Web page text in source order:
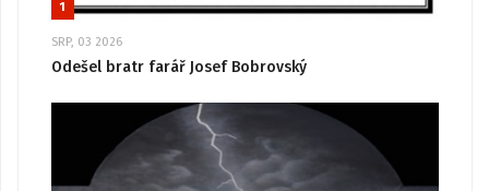
1
SRP, 03 2026
Odešel bratr farář Josef Bobrovský